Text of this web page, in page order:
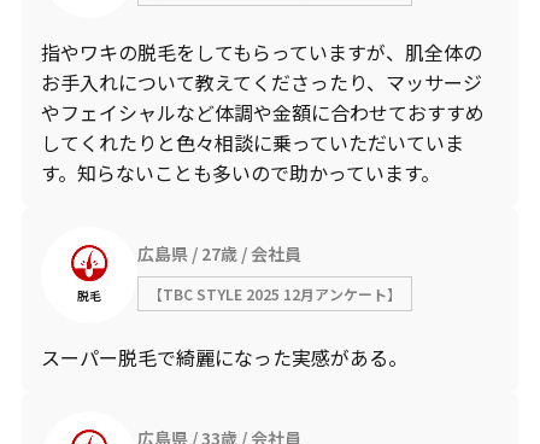
指やワキの脱毛をしてもらっていますが、肌全体の
お手入れについて教えてくださったり、マッサージ
やフェイシャルなど体調や金額に合わせておすすめ
してくれたりと色々相談に乗っていただいていま
す。知らないことも多いので助かっています。
脱毛
広島県 27歳 会社員
【TBC STYLE 2025 12月アンケート】
スーパー脱毛で綺麗になった実感がある。
広島県 33歳 会社員